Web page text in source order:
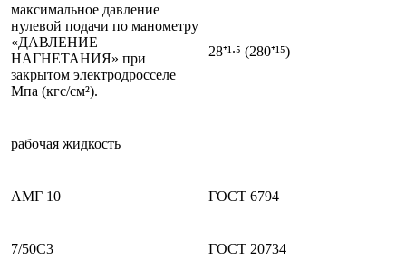
максимальное давление
нулевой подачи по манометру
«ДАВЛЕНИЕ
НАГНЕТАНИЯ» при
закрытом электродросселе
Мпа (кгс/см²).
28⁺¹·⁵ (280⁺¹⁵)
рабочая жидкость
АМГ 10 ГОСТ 6794
7/50С3 ГОСТ 20734